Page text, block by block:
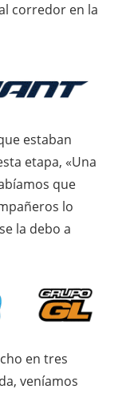
corredor en la
estaban
etapa, «Una
que
lo
la debo a
en tres
veníamos